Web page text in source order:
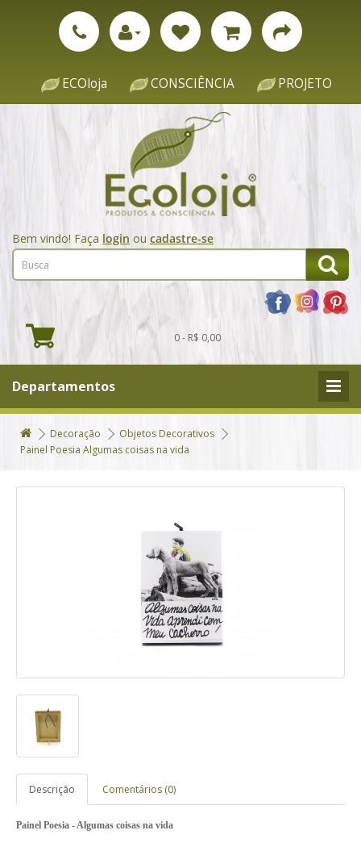
ECOloja CONSCIÊNCIA PROJETO
Bem vindo! Faça login ou cadastre-se
0 - R$ 0,00
Departamentos
Decoração
Objetos Decorativos
Painel Poesia Algumas coisas na vida
Descrição Comentários (0)
Painel Poesia - Algumas coisas na vida